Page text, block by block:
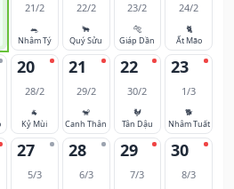
21/2
🐀
Nhâm Tý
22/2
🐂
Quý Sửu
23/2
🐅
Giáp Dần
24/2
🐈
Ất Mão
20
28/2
🐐
Kỷ Mùi
21
29/2
🐒
Canh Thân
22
30/2
🐓
Tân Dậu
23
1/3
🐕
Nhâm Tuất
27
5/3
28
6/3
29
7/3
30
8/3